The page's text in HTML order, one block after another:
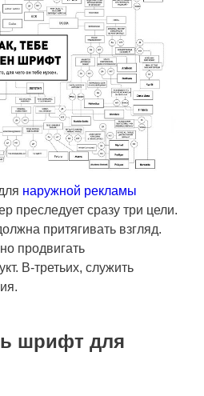
наружной рекламы
преследует сразу три цели.
притягивать взгляд.
продвигать
В-третьих, служить
шрифт для